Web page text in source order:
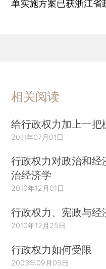
单实施方案已获浙江省
相关阅读
给行政权力加上一把
2011年07月01日
行政权力对政治和
治经济学
2010年12月01日
行政权力、宪政与经
2010年12月25日
行政权力如何受限
2003年09月05日